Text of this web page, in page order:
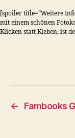
[spoiler title=“Weitere
mit einem schönen
Klicken statt Kleben, ist
← Fambooks